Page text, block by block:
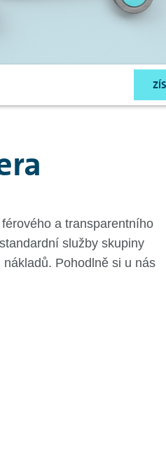
a transparentního
služby skupiny
Pohodlně si u nás